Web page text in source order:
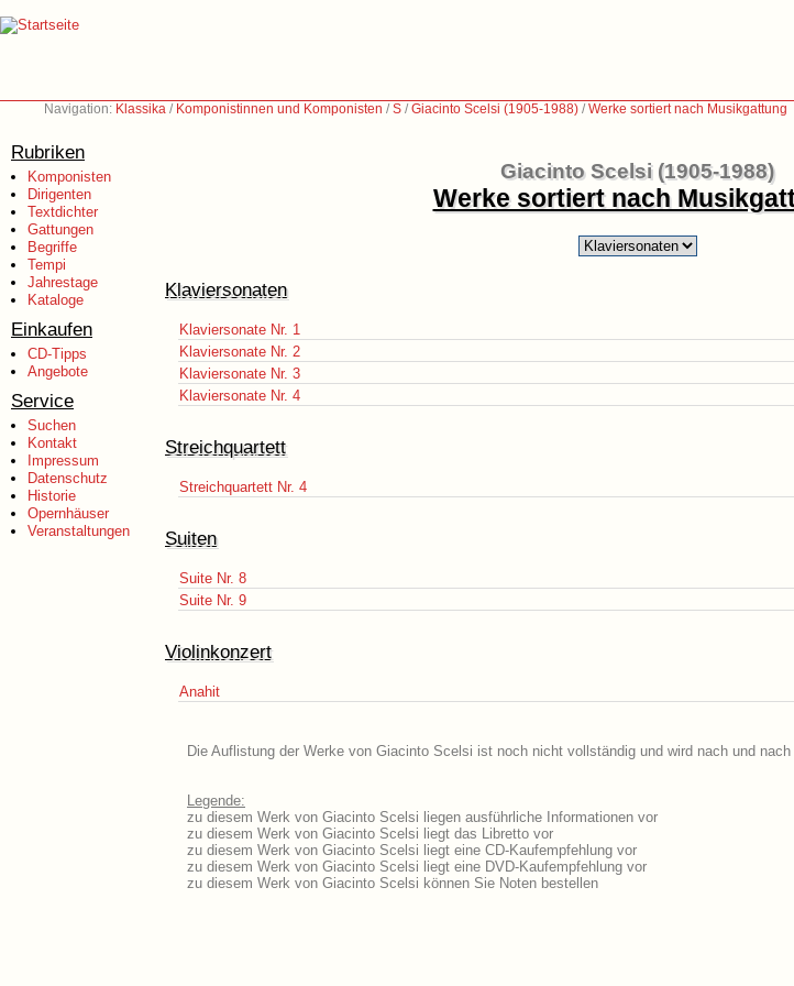
Navigation: Klassika / Komponistinnen und Komponisten /S /Giacinto Scelsi (1905-1988) /Werke sortiert nach Musikgattung
Rubriken
Komponisten
Dirigenten
Textdichter
Gattungen
Begriffe
Tempi
Jahrestage
Kataloge
Einkaufen
CD-Tipps
Angebote
Service
Suchen
Kontakt
Impressum
Datenschutz
Historie
Opernhäuser
Veranstaltungen
Giacinto Scelsi (1905-1988)
Werke sortiert nach
Klaviersonaten
Klaviersonate Nr. 1
Klaviersonate Nr. 2
Klaviersonate Nr. 3
Klaviersonate Nr. 4
Streichquartett
Streichquartett Nr. 4
Suiten
Suite Nr. 8
Suite Nr. 9
Violinkonzert
Anahit
Die Auflistung der Werke von Giacinto Scelsi ist noch nicht vollständig und wird nach und
Legende:
zu diesem Werk von Giacinto Scelsi liegen ausführliche Informationen vor
zu diesem Werk von Giacinto Scelsi liegt das Libretto vor
zu diesem Werk von Giacinto Scelsi liegt eine CD-Kaufempfehlung vor
zu diesem Werk von Giacinto Scelsi liegt eine DVD-Kaufempfehlung vor
zu diesem Werk von Giacinto Scelsi können Sie Noten bestellen